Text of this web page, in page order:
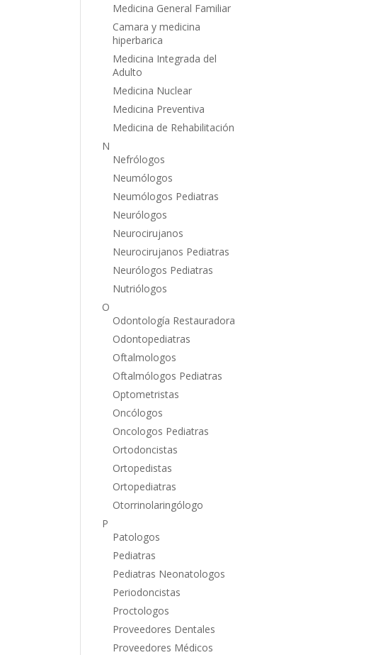
Medicina General Familiar
Camara y medicina
hiperbarica
Medicina Integrada del
Adulto
Medicina Nuclear
Medicina Preventiva
Medicina de Rehabilitación
N
Nefrólogos
Neumólogos
Neumólogos Pediatras
Neurólogos
Neurocirujanos
Neurocirujanos Pediatras
Neurólogos Pediatras
Nutriólogos
O
Odontología Restauradora
Odontopediatras
Oftalmologos
Oftalmólogos Pediatras
Optometristas
Oncólogos
Oncologos Pediatras
Ortodoncistas
Ortopedistas
Ortopediatras
Otorrinolaringólogo
P
Patologos
Pediatras
Pediatras Neonatologos
Periodoncistas
Proctologos
Proveedores Dentales
Proveedores Médicos